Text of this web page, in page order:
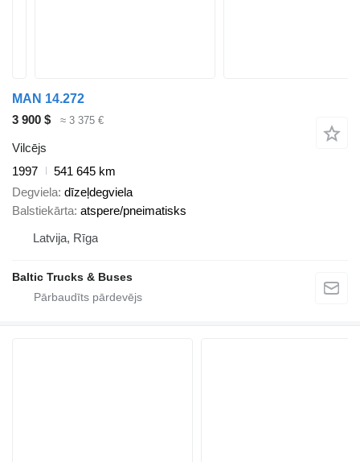
MAN 14.272
3 900 $
≈ 3 375 €
Vilcējs
1997
541 645 km
Degviela dīzeļdegviela
Balstiekārta atspere/pneimatisks
Latvija, Rīga
Baltic Trucks & Buses